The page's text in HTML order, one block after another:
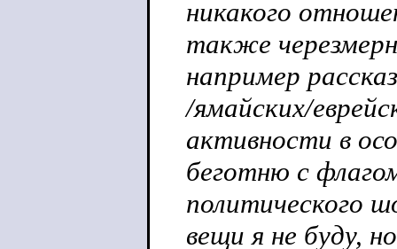
никакого
также
например
/ямайских/
активности в
беготню с
политического
вещи я не буду,